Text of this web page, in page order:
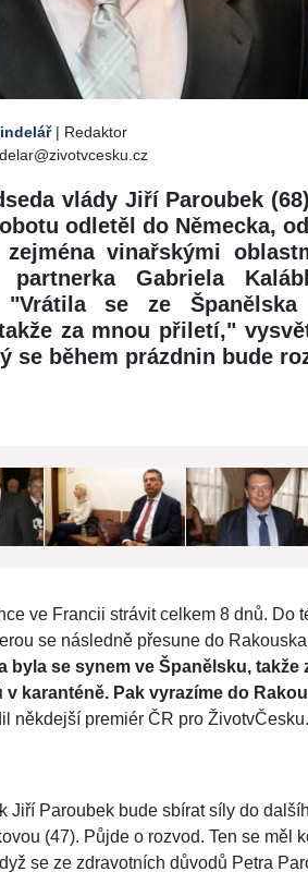
| Redaktor
vlády Jiří Paroubek
odletěl do Německa,
zejména vinařskými
partnerka Gabriela
"Vrátila se ze
za mnou přiletí,"
se během prázdnin bude
ve Francii strávit celkem 8 dnů. Do
se následně přesune do
byla se synem ve Španělsku, takže
v karanténě. Pak vyrazíme do
někdejší premiér ČR pro
Jiří Paroubek bude sbírat síly do
(47). Půjde o rozvod. Ten se měl
se ze zdravotních důvodů Petra